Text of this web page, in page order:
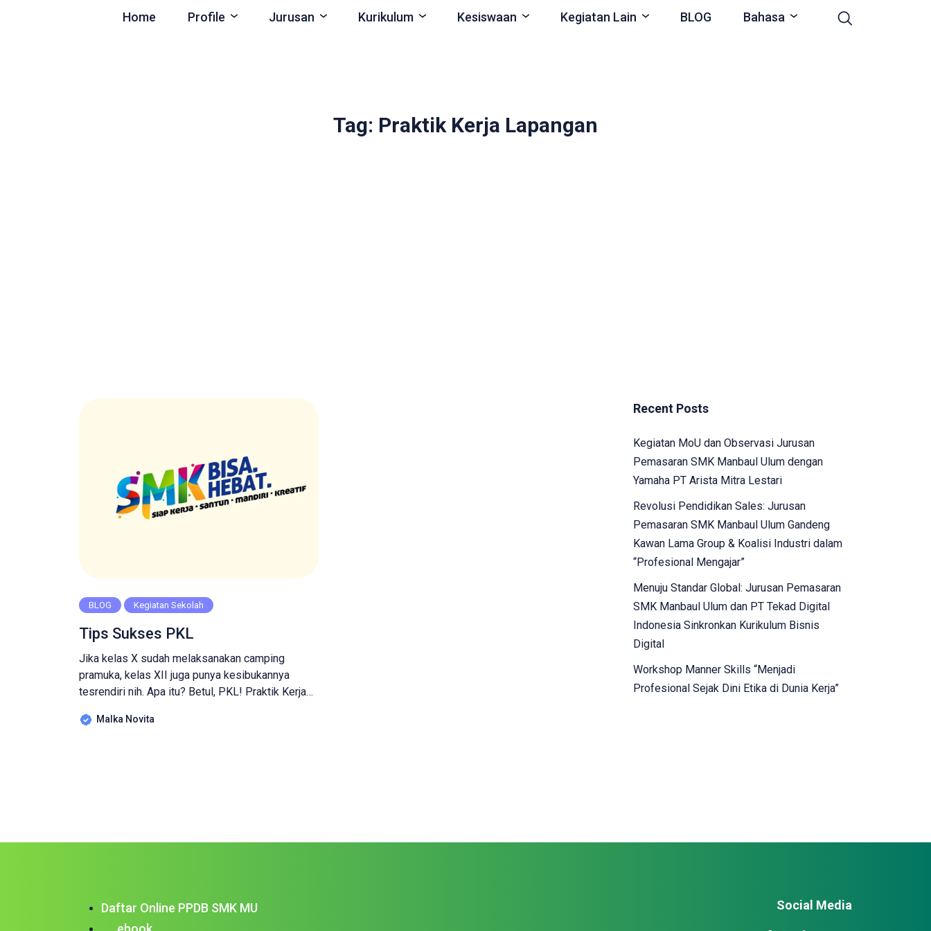
Home Profile Jurusan Kurikulum Kesiswaan Kegiatan Lain BLOG Bahasa
Tag: Praktik Kerja Lapangan
BLOG Kegiatan Sekolah
Tips Sukses PKL
Jika kelas X sudah melaksanakan camping
pramuka, kelas XII juga punya kesibukannya
tesrendiri nih. Apa itu? Betul, PKL! Praktik Kerja
pendidikan dengan bekerja secara langsung,
Malka Novita
Recent Posts
Kegiatan MoU dan Observasi Jurusan
Pemasaran SMK Manbaul Ulum dengan
Yamaha PT Arista Mitra Lestari
Revolusi Pendidikan Sales: Jurusan
Pemasaran SMK Manbaul Ulum Gandeng
Kawan Lama Group & Koalisi Industri dalam
“Profesional Mengajar”
Menuju Standar Global: Jurusan Pemasaran
SMK Manbaul Ulum dan PT Tekad Digital
Indonesia Sinkronkan Kurikulum Bisnis
Digital
Workshop Manner Skills “Menjadi
Profesional Sejak Dini Etika di Dunia Kerja”
Daftar Online PPDB SMK MU
Social Media